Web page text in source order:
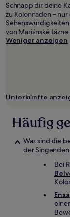
Schnapp dir deine
zu Kolonnaden –
von Mariánské
Weniger anzeigen
Unterkünfte
Häufig
Was sind die
der Singenden
Bei